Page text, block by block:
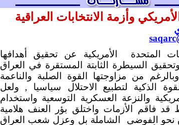
وأزمة الانتخابات العراقية
المتحدة
الأمريكية عن تحقيق أهدافها
وتحقيق السيطرة الثابتة المستقرة في العراق
من مزاوجتها القوة الصلبة والناعمة
الذكية لتطبيع الاحتلال سياسيا , ولعل
والنزعة العسكرية التوسعية واستخدام
قد فاقم الأزمات واختلق بؤر العنف هلامية
نحو الفوضى
الشاملة بل وعزل شعب العراق